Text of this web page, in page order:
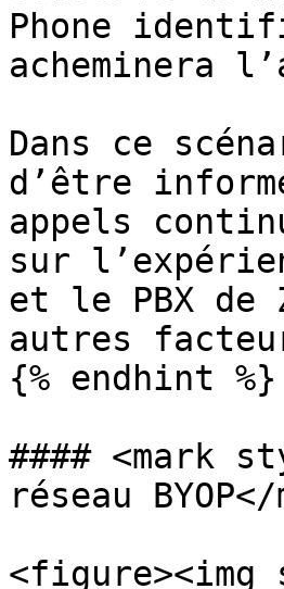
Phone
acheminera
Dans ce
d’être
appels
sur
et le PBX de
autres
{% endhint %}
#### <mark
réseau BYOP</